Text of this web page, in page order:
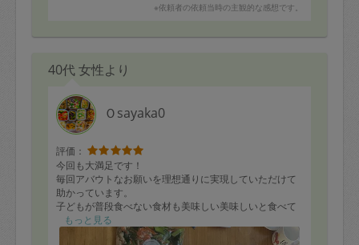
※依頼者の依頼当時の主観的な感想です。
40代 女性より
Ｏsayaka0
評価：
今回も大満足です！
毎回アバウトなお願いを理想通りに実現していただけて
助かっています。
子どもが普段食べない食材も美味しい美味しいと食べて
います。
ありがとうございました。
もっと見る